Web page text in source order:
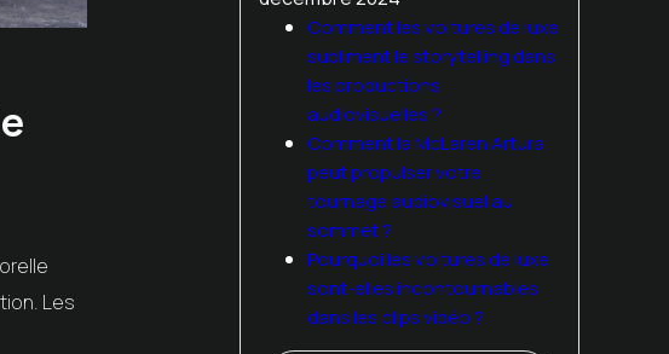
Les
Comment les voitures de luxe
subliment le storytelling dans
les productions
audiovisuelles ?
Comment la McLaren Artura
peut propulser votre
tournage audiovisuel au
sommet ?
Pourquoi les voitures de luxe
sont-elles incontournables
dans les clips vidéo ?